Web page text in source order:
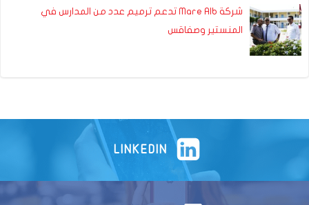
شركة Mare Alb تدعم ترميم عدد من المدارس في
المنستير وصفاقس
LINKEDIN